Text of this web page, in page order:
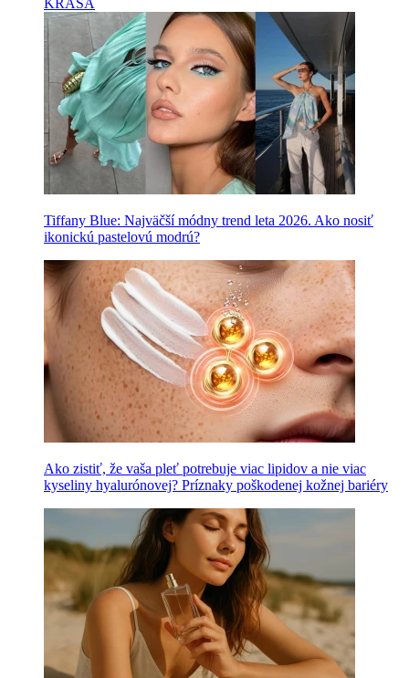
KRÁSA
Tiffany Blue: Najväčší módny trend leta 2026. Ako nosiť
ikonickú pastelovú modrú?
Ako zistiť, že vaša pleť potrebuje viac lipidov a nie viac
kyseliny hyalurónovej? Príznaky poškodenej kožnej bariéry